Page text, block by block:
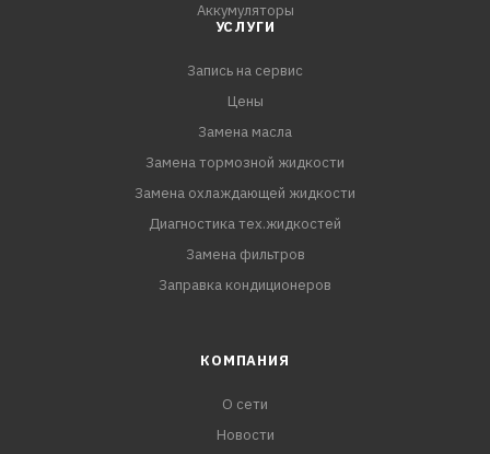
Аккумуляторы
УСЛУГИ
Запись на сервис
Цены
Замена масла
Замена тормозной жидкости
Замена охлаждающей жидкости
Диагностика тех.жидкостей
Замена фильтров
Заправка кондиционеров
КОМПАНИЯ
О сети
Новости